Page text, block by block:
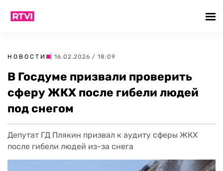
НОВОСТИ | 16.02.2026 / 18:09
В Госдуме призвали проверить
сферу ЖКХ после гибели людей
под снегом
Депутат ГД Плякин призвал к аудиту сферы ЖКХ
после гибели людей из-за снега